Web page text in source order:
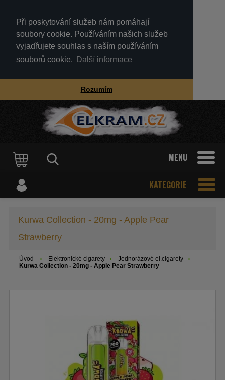
Při poskytování služeb nám pomáhají
soubory cookie. Používáním našich služeb
vyjadřujete souhlas s naším používáním
souborů cookie.
Další informace
Rozumím
MENU
KATEGORIE
Kurwa Collection - 20mg - Apple Pear
Strawberry
Úvod Elektronické cigarety
Jednorázové el.cigarety
Kurwa Collection - 20mg - Apple Pear Strawberry